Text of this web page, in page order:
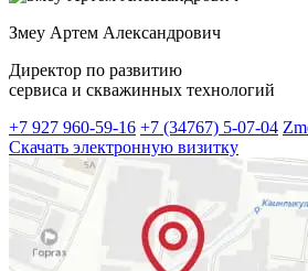
Змеу Артем Александрович
Директор по развитию
сервиса и скважинных технологий
+7 927 960-59-16 +7 (34767) 5-07-04
Скачать электронную визитку